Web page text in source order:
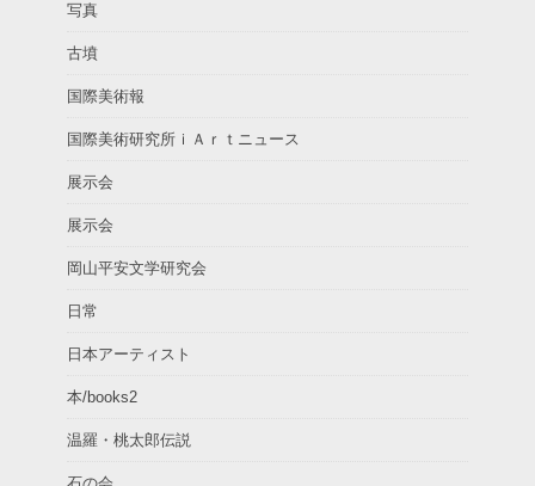
写真
古墳
国際美術報
国際美術研究所ｉＡｒｔニュース
展示会
展示会
岡山平安文学研究会
日常
日本アーティスト
本/books2
温羅・桃太郎伝説